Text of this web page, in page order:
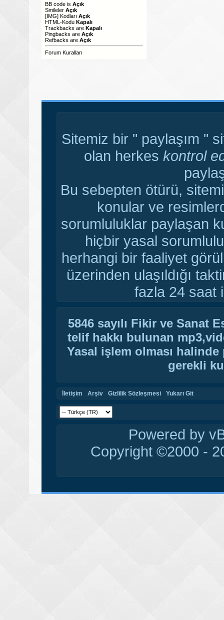
BB code is Açık
Smileler Açık
[IMG] Kodları Açık
HTML-Kodu Kapalı
Trackbacks are Kapalı
Pingbacks are Açık
Refbacks are Açık
Forum Kuralları
Sitemiz bir " paylaşım "
olan herkes kontrol
Bu sebepten ötürü,
konular ve
sorumluluklar paylaşan
hiçbir yasal
herhangi bir faaliyet
üzerinden ulaşıldığı
fazla 24 saat
5846 sayılı Fikir ve Sanat
telif hakkı bulunan
Yasal işlem olması
gerekli
İletişim Arşiv Gizlilik Sözleşmesi Yukarı Git
Powered by
Copyright ©2000 -